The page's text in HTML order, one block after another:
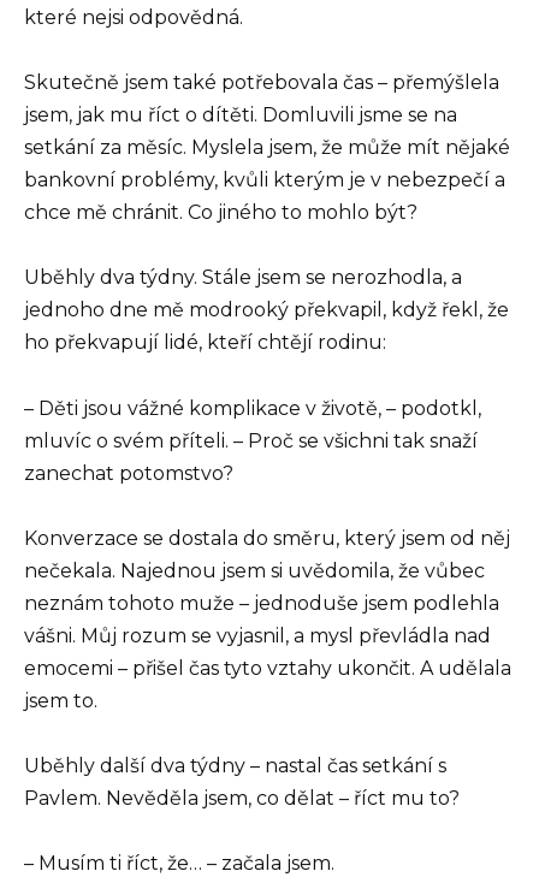
které nejsi odpovědná.
Skutečně jsem také potřebovala čas – přemýšlela
jsem, jak mu říct o dítěti. Domluvili jsme se na
setkání za měsíc. Myslela jsem, že může mít nějaké
bankovní problémy, kvůli kterým je v nebezpečí a
chce mě chránit. Co jiného to mohlo být?
Uběhly dva týdny. Stále jsem se nerozhodla, a
jednoho dne mě modrooký překvapil, když řekl, že
ho překvapují lidé, kteří chtějí rodinu:
– Děti jsou vážné komplikace v životě, – podotkl,
mluvíc o svém příteli. – Proč se všichni tak snaží
zanechat potomstvo?
Konverzace se dostala do směru, který jsem od něj
nečekala. Najednou jsem si uvědomila, že vůbec
neznám tohoto muže – jednoduše jsem podlehla
vášni. Můj rozum se vyjasnil, a mysl převládla nad
emocemi – přišel čas tyto vztahy ukončit. A udělala
jsem to.
Uběhly další dva týdny – nastal čas setkání s
Pavlem. Nevěděla jsem, co dělat – říct mu to?
– Musím ti říct, že… – začala jsem.